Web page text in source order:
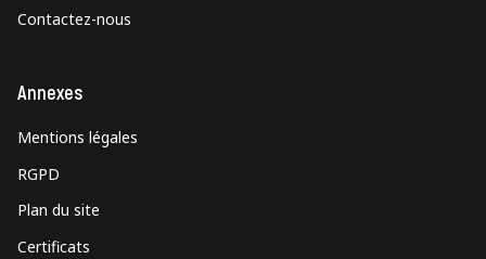
Contactez-nous
Annexes
Mentions légales
RGPD
Plan du site
Certificats